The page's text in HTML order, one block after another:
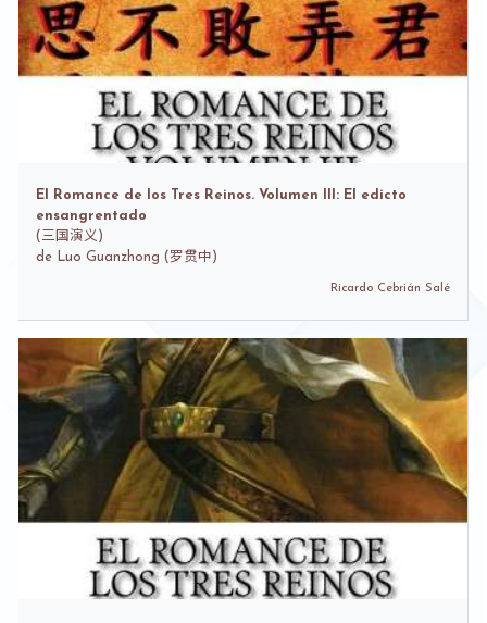
El Romance de los Tres Reinos. Volumen III: El edicto
ensangrentado
( 三国演义)
de Luo Guanzhong (罗贯中)
Ricardo Cebrián Salé